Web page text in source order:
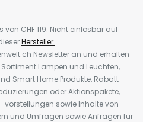
CHF 119. Nicht einlösbar auf
Hersteller.
Newsletter an und erhalten
Lampen und Leuchten,
Smart Home Produkte, Rabatt-
oder Aktionspakete,
sowie Inhalte von
und Umfragen sowie Anfragen für